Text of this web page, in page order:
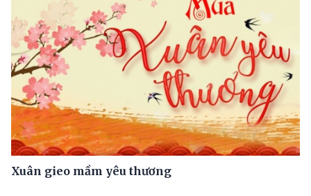
Xuân gieo mầm yêu thương